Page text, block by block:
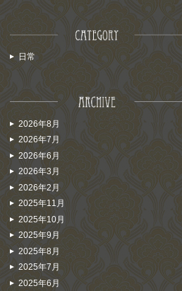
日常
2026年8月
2026年7月
2026年6月
2026年3月
2026年2月
2025年11月
2025年10月
2025年9月
2025年8月
2025年7月
2025年6月